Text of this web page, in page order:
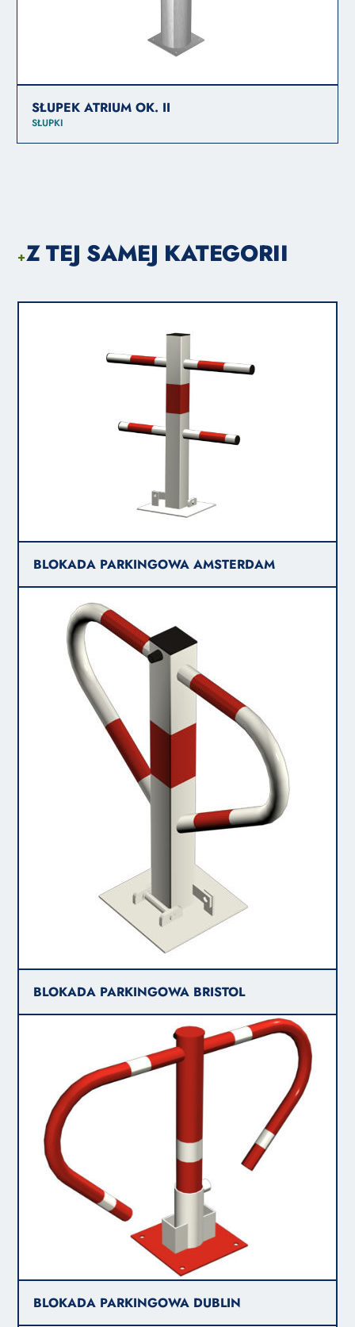
SŁUPEK ATRIUM OK. II
SŁUPKI
+Z TEJ SAMEJ KATEGORII
BLOKADA PARKINGOWA AMSTERDAM
BLOKADA PARKINGOWA BRISTOL
BLOKADA PARKINGOWA DUBLIN